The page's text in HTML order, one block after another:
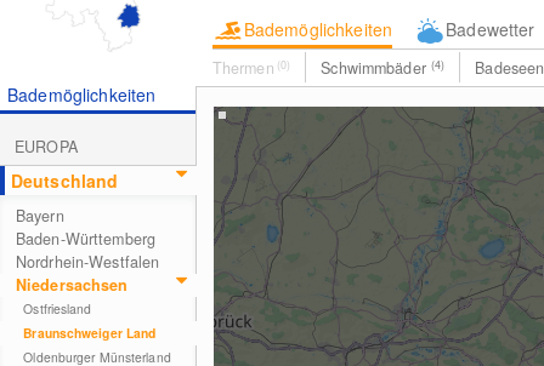
Bademöglichkeiten Badewetter
Thermen (0) Schwimmbäder (4)
Bademöglichkeiten
EUROPA
Deutschland
Bayern
Baden-Württemberg
Nordrhein-Westfalen
Niedersachsen
Ostfriesland
Braunschweiger Land
Oldenburger Münsterland